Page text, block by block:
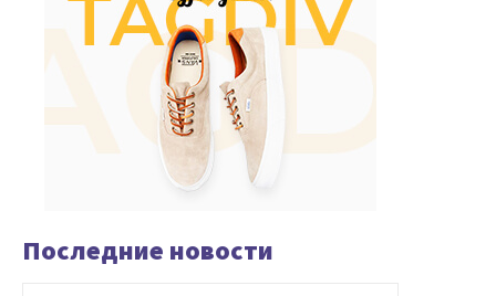
Последние новости